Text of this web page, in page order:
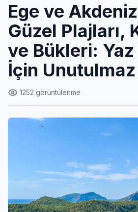
Ege ve
Güzel Plajları,
ve Bükleri:
İçin
1252 görüntülenme